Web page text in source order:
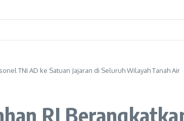
TNI AD ke Satuan Jajaran di Seluruh Wilayah Tanah Air
RI